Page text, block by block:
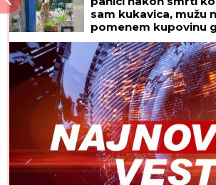
sam kukavica, mužu
pomenem kupovinu